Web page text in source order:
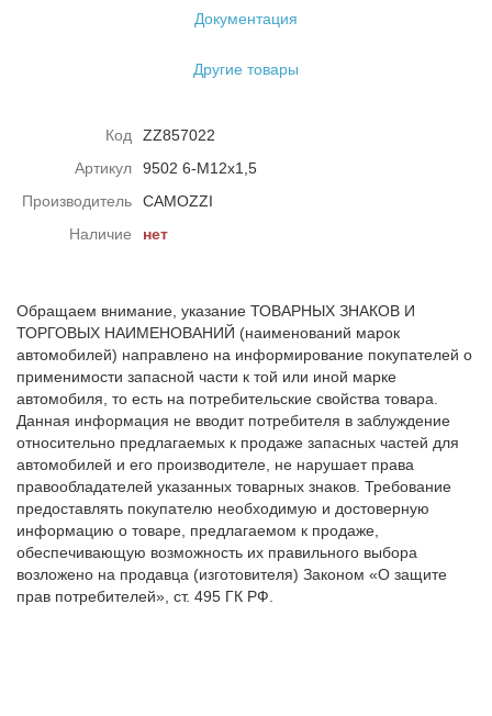
Документация
Другие товары
Код
ZZ857022
Артикул
9502 6-M12x1,5
Производитель
CAMOZZI
Наличие
нет
Обращаем внимание, указание ТОВАРНЫХ ЗНАКОВ И
ТОРГОВЫХ НАИМЕНОВАНИЙ (наименований марок
автомобилей) направлено на информирование покупателей о
применимости запасной части к той или иной марке
автомобиля, то есть на потребительские свойства товара.
Данная информация не вводит потребителя в заблуждение
относительно предлагаемых к продаже запасных частей для
автомобилей и его производителе, не нарушает права
правообладателей указанных товарных знаков. Требование
предоставлять покупателю необходимую и достоверную
информацию о товаре, предлагаемом к продаже,
обеспечивающую возможность их правильного выбора
возложено на продавца (изготовителя) Законом «О защите
прав потребителей», ст. 495 ГК РФ.